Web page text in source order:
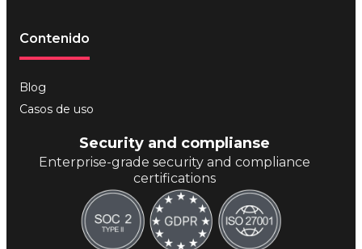
Contenido
Blog
Casos de uso
Security and complianse
Enterprise-grade security and compliance
certifications